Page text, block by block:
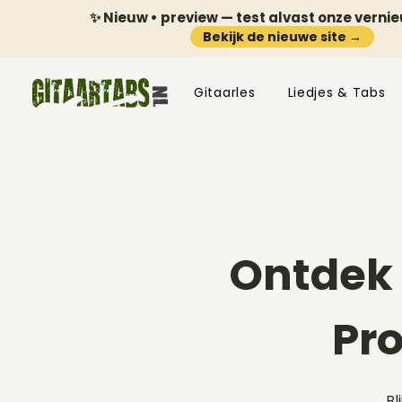
✨ Nieuw • preview — test alvast onze
Bekijk de nieuwe site →
Gitaarles Liedjes & Tabs